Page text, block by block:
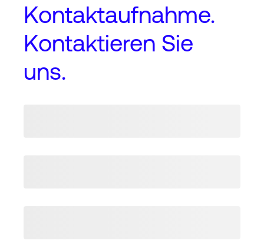
Kontaktaufnahme.
Kontaktieren Sie
uns.